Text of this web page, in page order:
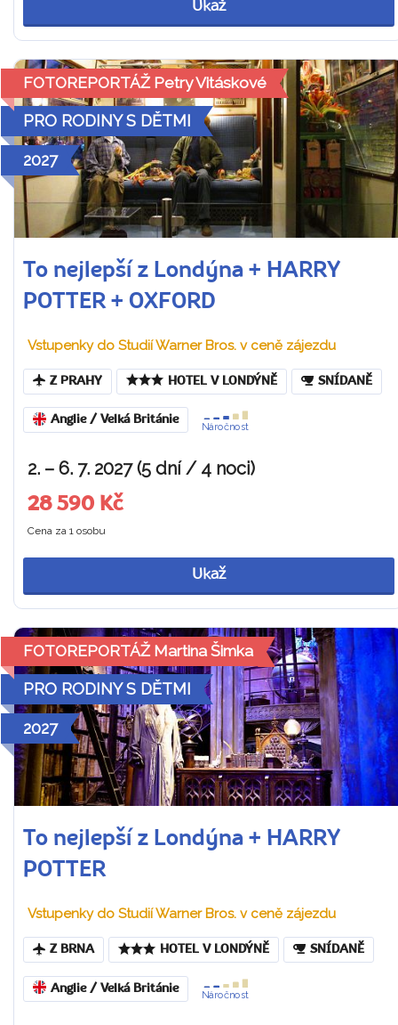
Ukaž
FOTOREPORTÁŽ Petry Vitáskové
PRO RODINY S DĚTMI
2027
To nejlepší z Londýna + HARRY
POTTER + OXFORD
Vstupenky do Studií Warner Bros. v ceně zájezdu
Z PRAHY HOTEL V LONDÝNĚ SNÍDANĚ
Anglie / Velká Británie
Náročnost
2. – 6. 7. 2027 (5 dní / 4 noci)
28 590 Kč
Cena za 1 osobu
Ukaž
FOTOREPORTÁŽ Martina Šimka
PRO RODINY S DĚTMI
2027
To nejlepší z Londýna + HARRY
POTTER
Vstupenky do Studií Warner Bros. v ceně zájezdu
Z BRNA HOTEL V LONDÝNĚ SNÍDANĚ
Anglie / Velká Británie
Náročnost